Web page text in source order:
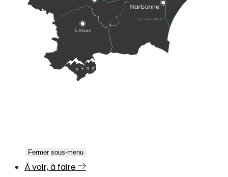
Fermer sous-menu
À voir, à faire